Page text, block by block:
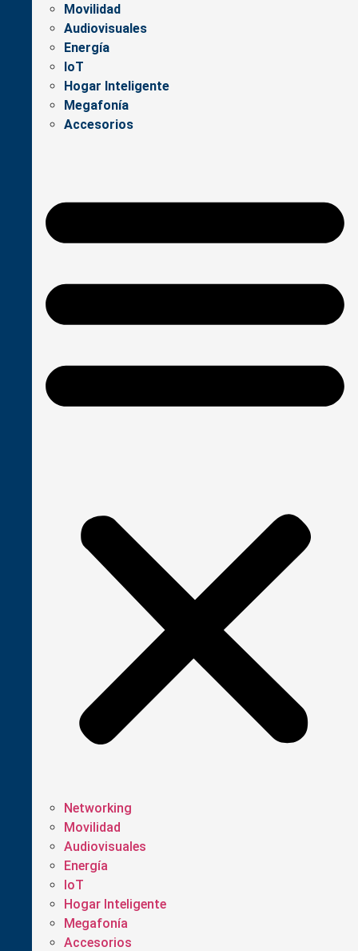
Movilidad
Audiovisuales
Energía
IoT
Hogar Inteligente
Megafonía
Accesorios
Networking
Movilidad
Audiovisuales
Energía
IoT
Hogar Inteligente
Megafonía
Accesorios